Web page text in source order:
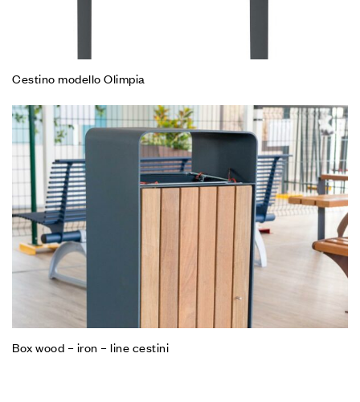
Cestino modello Olimpia
Box wood – iron – line cestini